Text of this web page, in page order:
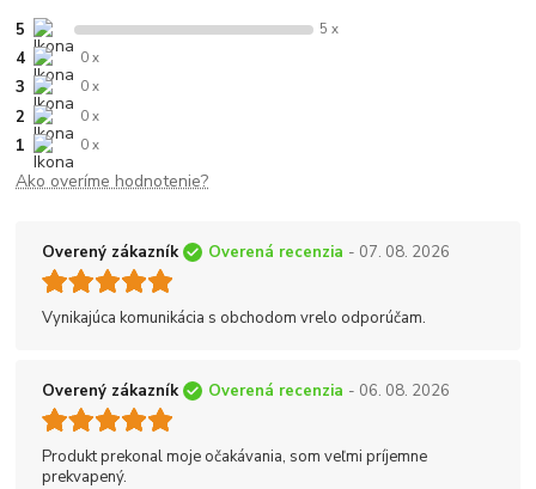
5 5 x
4 0 x
3 0 x
2 0 x
1 0 x
Ako overíme hodnotenie?
Overený zákazník Overená recenzia - 07. 08. 2026
Vynikajúca komunikácia s obchodom vrelo odporúčam.
Overený zákazník Overená recenzia - 06. 08. 2026
Produkt prekonal moje očakávania, som veľmi príjemne
prekvapený.